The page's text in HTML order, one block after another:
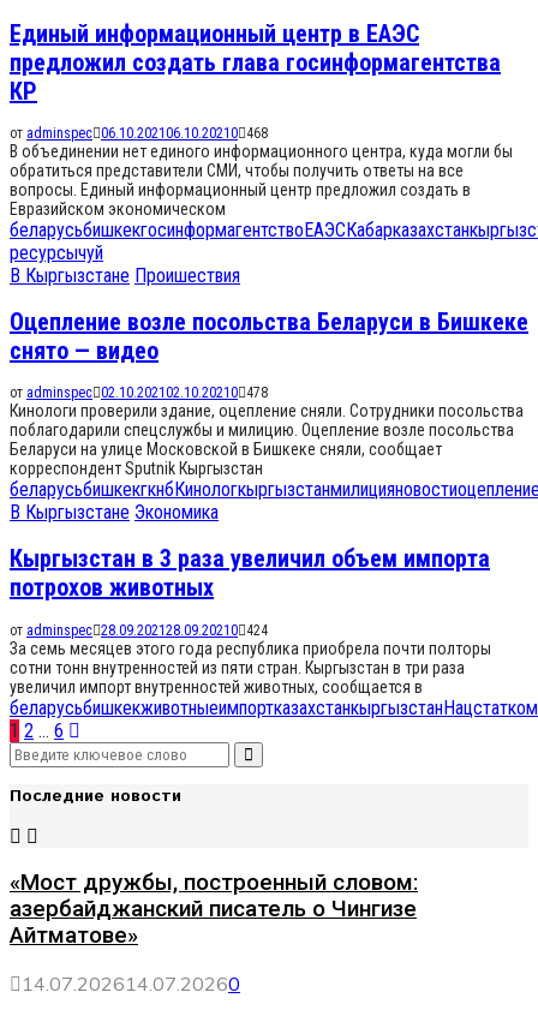
Единый информационный центр в ЕАЭС
предложил создать глава госинформагентства
КР
от adminspec 06.10.202106.10.20210 468
В объединении нет единого информационного центра, куда могли бы
обратиться представители СМИ, чтобы получить ответы на все
вопросы. Единый информационный центр предложил создать в
Евразийском экономическом
беларусьбишкекгосинформагентствоЕАЭСКабарказахстан
ресурсычуй
В Кыргызстане Проишествия
Оцепление возле посольства Беларуси в Бишкеке
снято — видео
от adminspec 02.10.202102.10.20210 478
Кинологи проверили здание, оцепление сняли. Сотрудники посольства
поблагодарили спецслужбы и милицию. Оцепление возле посольства
Беларуси на улице Московской в Бишкеке сняли, сообщает
корреспондент Sputnik Кыргызстан
беларусьбишкекгкнб Кинологкыргызстанмилицияновости
В Кыргызстане Экономика
Кыргызстан в 3 раза увеличил объем импорта
потрохов животных
от adminspec 28.09.202128.09.20210 424
За семь месяцев этого года республика приобрела почти полторы
сотни тонн внутренностей из пяти стран. Кыргызстан в три раза
увеличил импорт внутренностей животных, сообщается в
беларусьбишкекживотныеимпортказахстанкыргызстанНацстатком
Навигация
по
записям
1 2 … 6
Search
for:
Search
Последние новости
«Мост дружбы, построенный словом:
азербайджанский писатель о Чингизе
Айтматове»
14.07.202614.07.20260